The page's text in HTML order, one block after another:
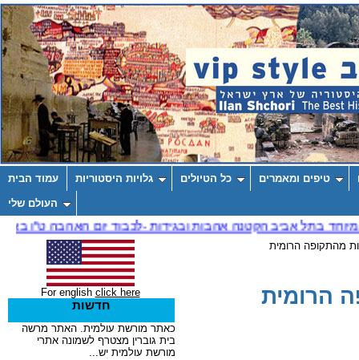
עמוד הבית גלויות היסטוריות כל הטיולים טיפים ומאמרים
העולם שלי
מהתקופה הרומית
הרומית For english click here
חדשות